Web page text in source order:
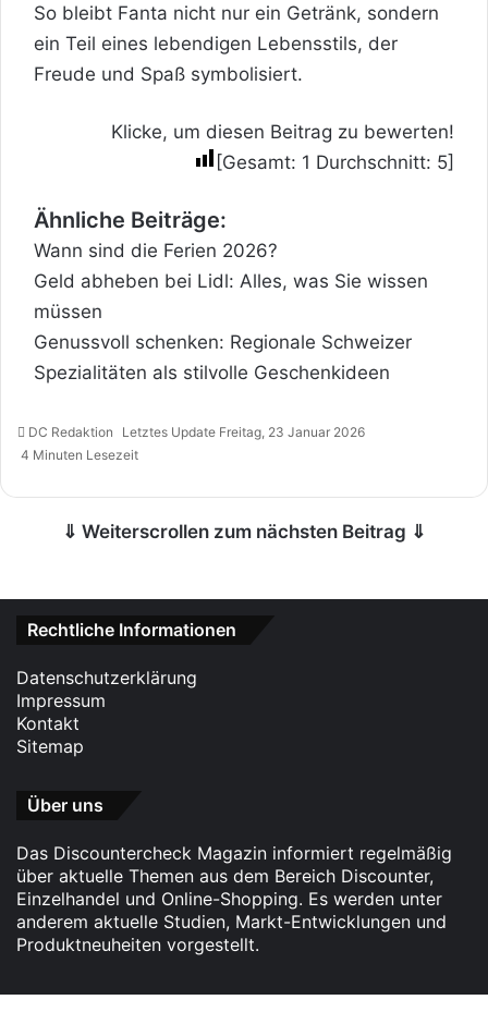
So bleibt Fanta nicht nur ein Getränk, sondern
ein Teil eines lebendigen Lebensstils, der
Freude und Spaß symbolisiert.
Klicke, um diesen Beitrag zu bewerten!
[Gesamt: 1 Durchschnitt: 5]
Ähnliche Beiträge:
Wann sind die Ferien 2026?
Geld abheben bei Lidl: Alles, was Sie wissen
müssen
Genussvoll schenken: Regionale Schweizer
Spezialitäten als stilvolle Geschenkideen
DC Redaktion
Letztes Update Freitag, 23 Januar 2026
4 Minuten Lesezeit
⇓ Weiterscrollen zum nächsten Beitrag ⇓
Rechtliche Informationen
Datenschutzerklärung
Impressum
Kontakt
Sitemap
Über uns
Das Discountercheck Magazin informiert regelmäßig
über aktuelle Themen aus dem Bereich Discounter,
Einzelhandel und Online-Shopping. Es werden unter
anderem aktuelle Studien, Markt-Entwicklungen und
Produktneuheiten vorgestellt.